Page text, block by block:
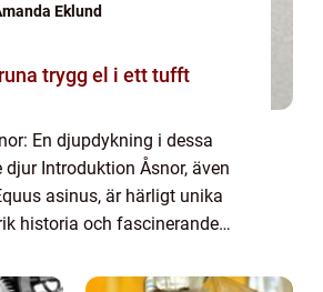
Eklund
ett tufft
En djupdykning i dessa
Introduktion Åsnor, även
asinus, är härligt unika
historia och fascinerande
om åsnor ur olika perspektiv...